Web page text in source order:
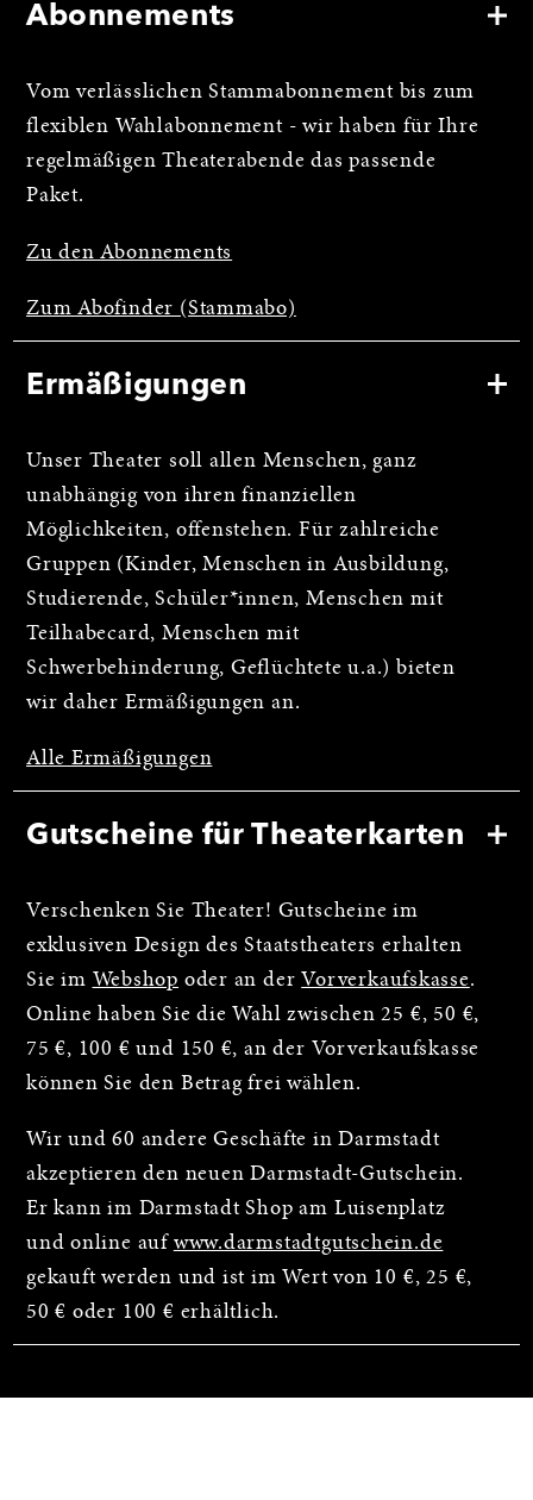
Abonnements
Vom verlässlichen Stammabonnement bis zum
flexiblen Wahlabonnement - wir haben für Ihre
regelmäßigen Theaterabende das passende
Paket.
Zu den Abonnements
Zum Abofinder (Stammabo)
Ermäßigungen
Unser Theater soll allen Menschen, ganz
unabhängig von ihren finanziellen
Möglichkeiten, offenstehen. Für zahlreiche
Gruppen (Kinder, Menschen in Ausbildung,
Studierende, Schüler*innen, Menschen mit
Teilhabecard, Menschen mit
Schwerbehinderung, Geflüchtete u.a.) bieten
wir daher Ermäßigungen an.
Alle Ermäßigungen
Gutscheine für Theaterkarten
Verschenken Sie Theater! Gutscheine im
exklusiven Design des Staatstheaters erhalten
Sie im Webshop oder an der Vorverkaufskasse.
Online haben Sie die Wahl zwischen 25 €, 50 €,
75 €, 100 € und 150 €, an der Vorverkaufskasse
können Sie den Betrag frei wählen.
Wir und 60 andere Geschäfte in Darmstadt
akzeptieren den neuen Darmstadt-Gutschein.
Er kann im Darmstadt Shop am Luisenplatz
und online auf www.darmstadtgutschein.de
gekauft werden und ist im Wert von 10 €, 25 €,
50 € oder 100 € erhältlich.